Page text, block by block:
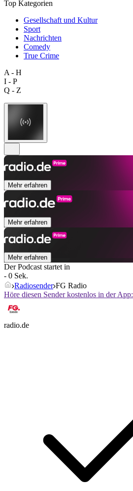
Top Kategorien
Gesellschaft und Kultur
Sport
Nachrichten
Comedy
True Crime
A - H
I - P
Q - Z
Mehr erfahren
Mehr erfahren
Mehr erfahren
Der Podcast startet in
- 0 Sek.
Radiosender FG Radio
Höre diesen Sender kostenlos in der App:
radio.de